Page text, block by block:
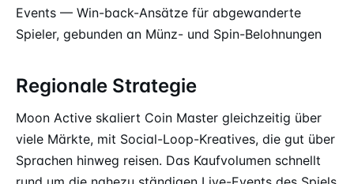
Events — Win-back-Ansätze für abgewanderte
Spieler, gebunden an Münz- und Spin-Belohnungen
Regionale Strategie
Moon Active skaliert Coin Master gleichzeitig über
viele Märkte, mit Social-Loop-Kreatives, die gut über
Sprachen hinweg reisen. Das Kaufvolumen schnellt